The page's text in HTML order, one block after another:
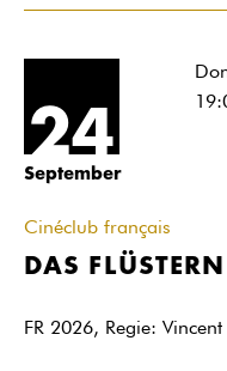
24
September
Cinéclub français
DAS
FR 2026, Regie: